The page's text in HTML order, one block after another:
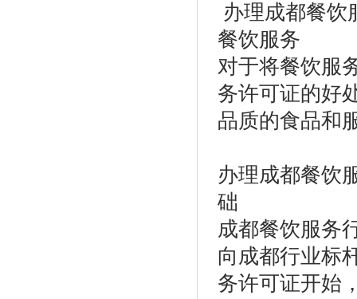
办理成都餐饮
餐饮服务
对于将餐饮服
务许可证的好
品质的食品和
办理成都餐饮
础
成都餐饮服务
向成都行业标
务许可证开始